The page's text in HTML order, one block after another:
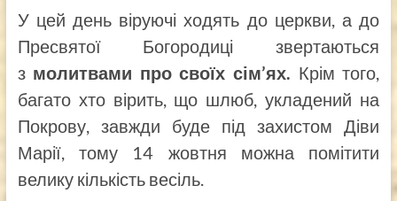
У цей день віруючі ходять до церкви, а до
Пресвятої Богородиці звертаються
з молитвами про своїх сім’ях. Крім того,
багато хто вірить, що шлюб, укладений на
Покрову, завжди буде під захистом Діви
Марії, тому 14 жовтня можна помітити
велику кількість весіль.